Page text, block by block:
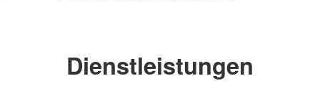
Dienstleistungen